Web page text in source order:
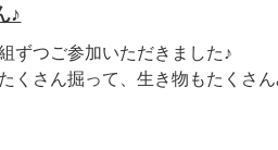
♪
ずつご参加いただきました♪
くさん掘って、生き物もたくさ